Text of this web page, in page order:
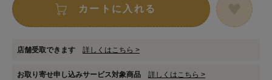
カートに入れる
店舗受取できます 詳しくはこちら >
お取り寄せ申し込みサービス対象商品 詳しくはこちら >